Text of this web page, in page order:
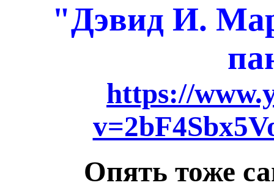
"Дэвид И.
https://
Опять тоже